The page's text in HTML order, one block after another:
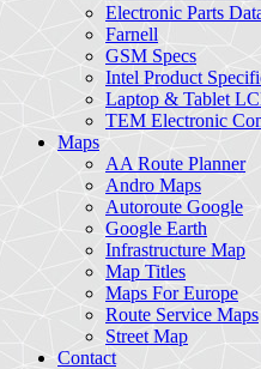
Electronic Parts
Farnell
GSM Specs
Intel Product
Laptop & Tablet
TEM Electronic
Maps
AA Route Planner
Andro Maps
Autoroute Google
Google Earth
Infrastructure Map
Map Titles
Maps For Europe
Route Service Maps
Street Map
Contact